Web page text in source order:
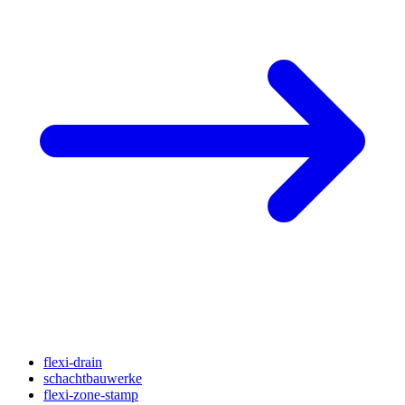
flexi-drain
schachtbauwerke
flexi-zone-stamp